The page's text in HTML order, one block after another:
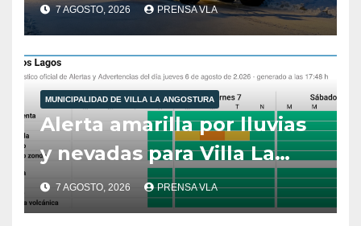
Angostura – 7 de agosto –
10:00 hs
7 AGOSTO, 2026 PRENSA VLA
MUNICIPALIDAD DE VILLA LA ANGOSTURA
Alerta amarilla por lluvias
y nevadas para Villa La
Angostura.
7 AGOSTO, 2026 PRENSA VLA